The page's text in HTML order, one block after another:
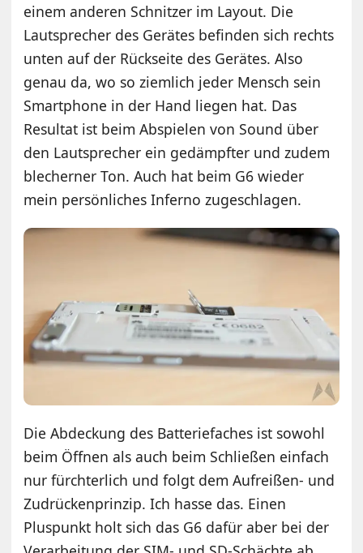
einem anderen Schnitzer im Layout. Die
Lautsprecher des Gerätes befinden sich rechts
unten auf der Rückseite des Gerätes. Also
genau da, wo so ziemlich jeder Mensch sein
Smartphone in der Hand liegen hat. Das
Resultat ist beim Abspielen von Sound über
den Lautsprecher ein gedämpfter und zudem
blecherner Ton. Auch hat beim G6 wieder
mein persönliches Inferno zugeschlagen.
Die Abdeckung des Batteriefaches ist sowohl
beim Öffnen als auch beim Schließen einfach
nur fürchterlich und folgt dem Aufreißen- und
Zudrückenprinzip. Ich hasse das. Einen
Pluspunkt holt sich das G6 dafür aber bei der